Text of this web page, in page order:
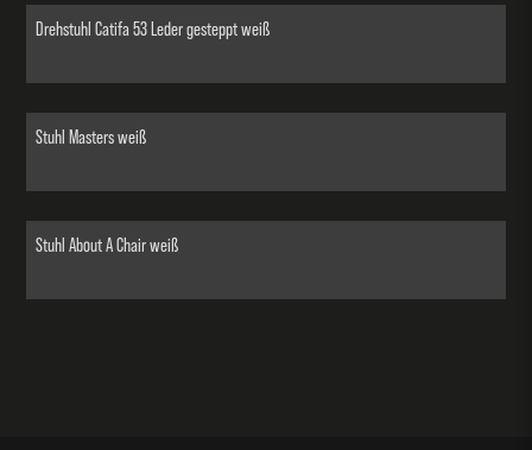
Drehstuhl Catifa 53 Leder gesteppt weiß
Stuhl Masters weiß
Stuhl About A Chair weiß